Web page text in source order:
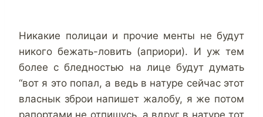
Никакие полицаи и прочие менты не будут
никого бежать-ловить (априори). И уж тем
более с бледностью на лице будут думать
“вот я это попал, а ведь в натуре сейчас этот
власнык зброи напишет жалобу, я же потом